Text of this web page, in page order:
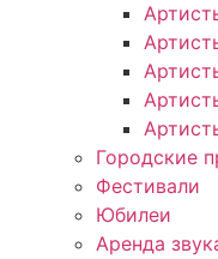
Городские
Фестивали
Юбилеи
Аренда